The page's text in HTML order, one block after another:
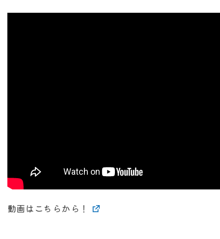
動画はこちらから！